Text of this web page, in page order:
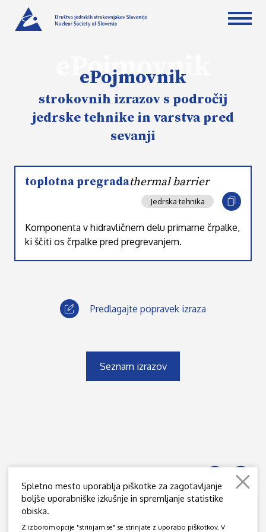
ePojmovnik
ePojmovnik
strokovnih izrazov s področij
jedrske tehnike in varstva pred
sevanji
toplotna pregradathermal barrier
Jedrska tehnika
Komponenta v hidravličnem delu primarne črpalke,
ki ščiti os črpalke pred pregrevanjem.
Predlagajte popravek izraza
Seznam izrazov
Spletno mesto uporablja piškotke za zagotavljanje
boljše uporabniške izkušnje in spremljanje statistike
obiska.
Z izborom opcije "strinjam se" se strinjate z uporabo piškotkov. V